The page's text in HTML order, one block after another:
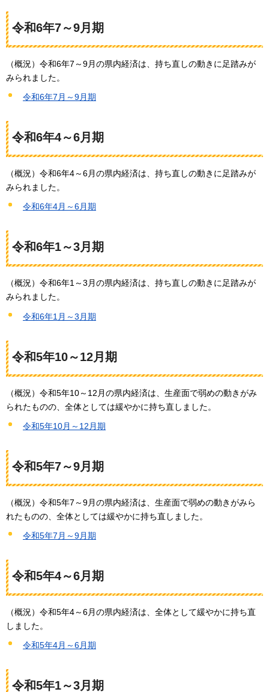
令和6年7～9月期
（概況）令和6年7～9月の県内経済は、持ち直しの動きに足踏みが
みられました。
令和6年7月～9月期
令和6年4～6月期
（概況）令和6年4～6月の県内経済は、持ち直しの動きに足踏みが
みられました。
令和6年4月～6月期
令和6年1～3月期
（概況）令和6年1～3月の県内経済は、持ち直しの動きに足踏みが
みられました。
令和6年1月～3月期
令和5年10～12月期
（概況）令和5年10～12月の県内経済は、生産面で弱めの動きがみ
られたものの、全体としては緩やかに持ち直しました。
令和5年10月～12月期
令和5年7～9月期
（概況）令和5年7～9月の県内経済は、生産面で弱めの動きがみら
れたものの、全体としては緩やかに持ち直しました。
令和5年7月～9月期
令和5年4～6月期
（概況）令和5年4～6月の県内経済は、全体として緩やかに持ち直
しました。
令和5年4月～6月期
令和5年1～3月期